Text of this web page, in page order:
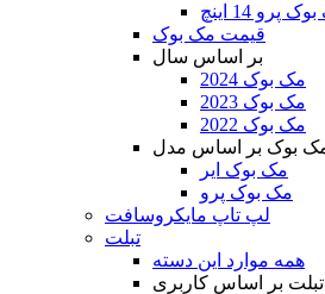
پرو 14 اینچ
قیمت مک بوک
بر اساس سال
مک بوک 2024
مک بوک 2023
مک بوک 2022
بوک بر اساس مدل
مک بوک ایر
مک بوک پرو
لپ تاپ مایکروسافت
تبلت
همه موارد این دسته
تبلت بر اساس کاربری